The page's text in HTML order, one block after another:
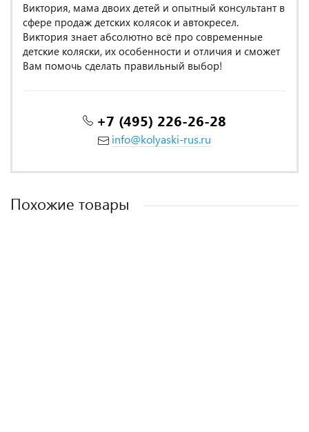
Виктория, мама двоих детей и опытный консультант в
сфере продаж детских колясок и автокресел.
Виктория знает абсолютно всё про современные
детские коляски, их особенности и отличия и сможет
Вам помочь сделать правильный выбор!
+7 (495) 226-26-28
info@kolyaski-rus.ru
Похожие товары